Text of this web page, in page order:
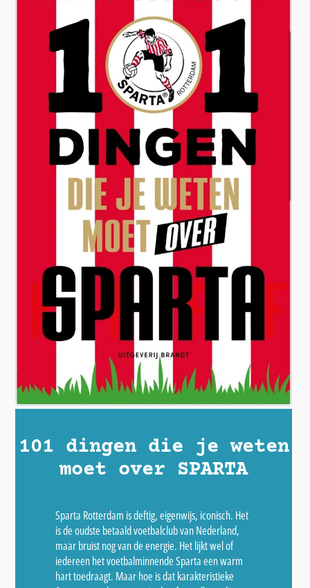
101 dingen die je weten
moet over SPARTA
Sparta Rotterdam is deftig, eigenwijs, iconisch. Het
is de oudste betaald voetbalclub van Nederland,
maar bruist nog van de energie. Het lijkt wel of
iedereen het voetbalminnende Sparta een warm
hart toedraagt. Maar hoe is dat karakteristieke